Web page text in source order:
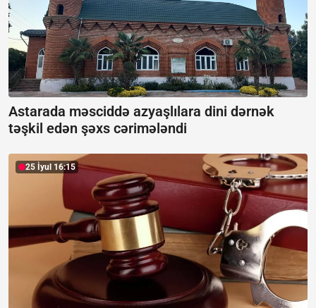
Astarada məsciddə azyaşlılara dini dərnək
təşkil edən şəxs cərimələndi
25 İyul 16:15